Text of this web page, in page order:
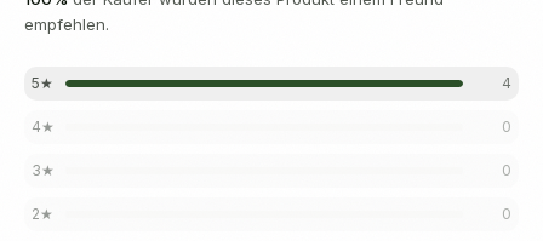
empfehlen.
5★ 4
4★ 0
3★ 0
2★ 0